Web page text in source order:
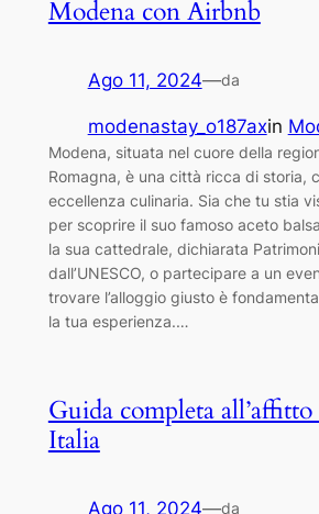
Modena con Airbnb
Ago 11, 2024—da
modenastay_o187axin
Modena, situata nel cuore della
Romagna, è una città ricca di storia,
eccellenza culinaria. Sia che tu stia
per scoprire il suo famoso aceto
la sua cattedrale, dichiarata
dall’UNESCO, o partecipare a un
trovare l’alloggio giusto è
la tua esperienza.…
Guida completa
Italia
Ago 11, 2024—da